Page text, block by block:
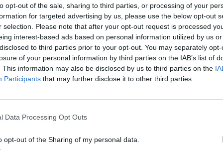
opt-out of the sale, sharing to third parties, or processing of your
for targeted advertising by us, please use the below opt-out
selection. Please note that after your opt-out request is processed
interest-based ads based on personal information utilized by us
to third parties prior to your opt-out. You may separately
of your personal information by third parties on the IAB’s list of
This information may also be disclosed by us to third parties on the
Participants that may further disclose it to other third parties.
Data Processing Opt Outs
opt-out of the Sharing of my personal data.
j’ai été en mesure de subvenir aux
une partie de ce qu’elle m’avait
de mon pays en tant que Première Dame »,
toutefois que rien n’était gagné d’avance.
qui nourrissaient de «merveilleuses
qui, malgré sa maladie et ses difficultés à
en charge sa scolarité à l’université.
pas un jour sans que je ne sente le poids